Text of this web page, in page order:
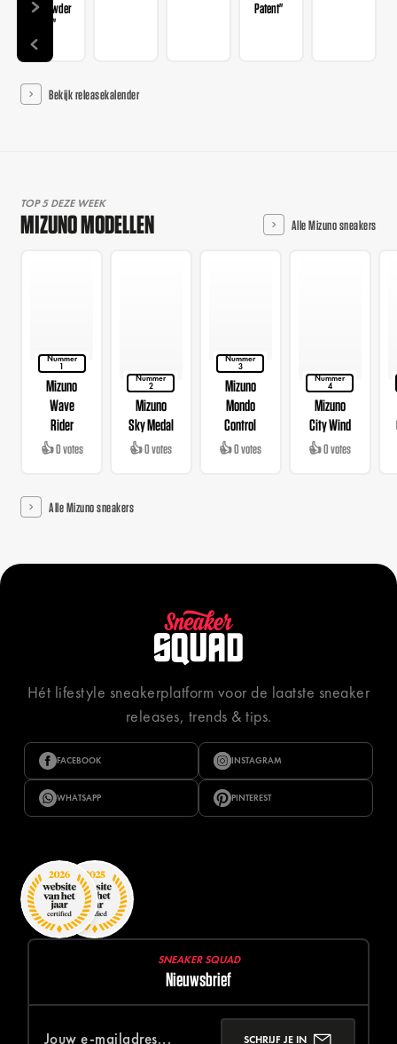
"Powder
Red"
Patent"
Bekijk releasekalender
TOP 5 DEZE WEEK
MIZUNO MODELLEN Alle Mizuno sneakers
Nummer
1
Mizuno
Wave
Rider
👍 0 votes
Nummer
2
Mizuno
Sky Medal
👍 0 votes
Nummer
3
Mizuno
Mondo
Control
👍 0 votes
Nummer
4
Mizuno
City Wind
👍 0 votes
Alle Mizuno sneakers
Hét lifestyle sneakerplatform voor de laatste sneaker
releases, trends & tips.
FACEBOOK INSTAGRAM
WHATSAPP PINTEREST
SNEAKER SQUAD
Nieuwsbrief
SCHRIJF JE IN